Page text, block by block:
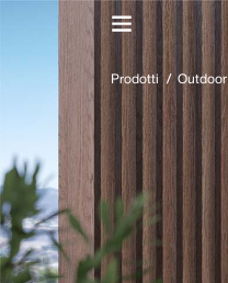
EN
Prodotti / Outdoor